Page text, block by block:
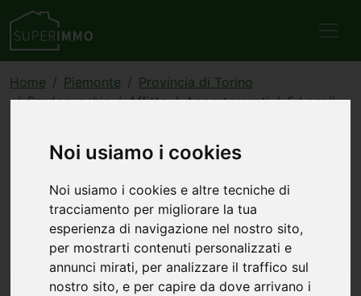
Noi usiamo i cookies
Noi usiamo i cookies e altre tecniche di
tracciamento per migliorare la tua
esperienza di navigazione nel nostro sito,
per mostrarti contenuti personalizzati e
annunci mirati, per analizzare il traffico sul
nostro sito, e per capire da dove arrivano i
Home Piemonte
Provincia di Torino
Bardonecchia
Affitto Appartamenti
5 Locali
Appartamento 5 locali in
affitto a Bardonecchia
900 € 100 mq 5 stanze 2 bagni